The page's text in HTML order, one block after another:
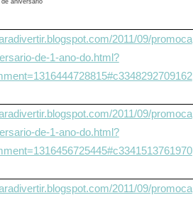
2011/09/promoca
de-1-ano-do.html?
2011/09/promoca
de-1-ano-do.html?
2011/09/promoca